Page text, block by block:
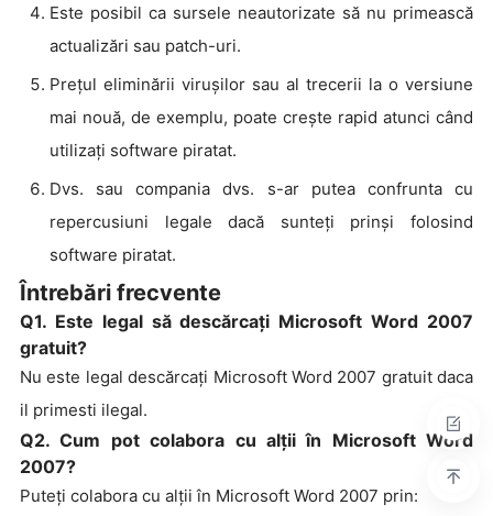
Este posibil ca sursele neautorizate să nu primească
actualizări sau patch-uri.
Prețul eliminării virușilor sau al trecerii la o versiune
mai nouă, de exemplu, poate crește rapid atunci când
utilizați software piratat.
Dvs. sau compania dvs. s-ar putea confrunta cu
repercusiuni legale dacă sunteți prinși folosind
software piratat.
Întrebări frecvente
Q1. Este legal să descărcați Microsoft Word 2007
gratuit?
Nu este legal descărcați Microsoft Word 2007 gratuit daca
il primesti ilegal.
Q2. Cum pot colabora cu alții în Microsoft Word
2007?
Puteți colabora cu alții în Microsoft Word 2007 prin: